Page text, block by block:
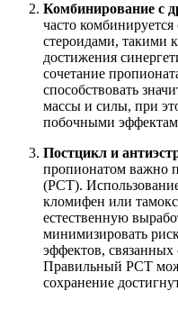
Комбинирование с
часто
стероидами, такими
достижения
сочетание
способствовать
массы и силы, при
побочными
Постцикл и
пропионатом важно
(PCT).
кломифен или
естественную
минимизировать
эффектов,
Правильный PCT
сохранение